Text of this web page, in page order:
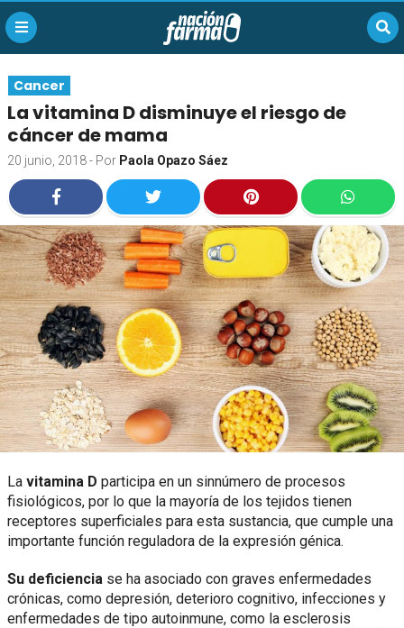
Cancer
La vitamina D disminuye el riesgo de
cáncer de mama
20 junio, 2018- Por Paola Opazo Sáez
La vitamina D participa en un sinnúmero de procesos
fisiológicos, por lo que la mayoría de los tejidos tienen
receptores superficiales para esta sustancia, que cumple una
importante función reguladora de la expresión génica.
Su deficiencia se ha asociado con graves enfermedades
crónicas, como depresión, deterioro cognitivo, infecciones y
enfermedades de tipo autoinmune, como la esclerosis